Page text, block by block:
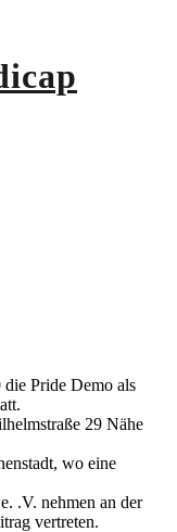
Pride Demo als
29 Nähe
wo eine
.V. nehmen an der
vertreten.